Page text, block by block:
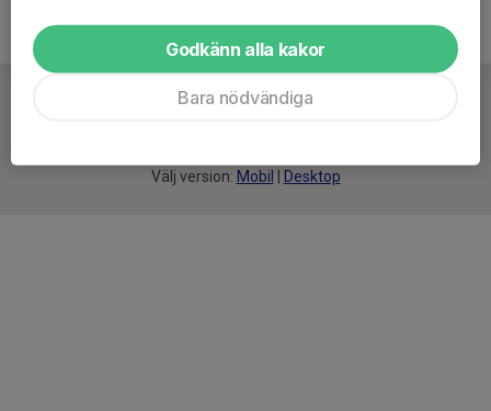
Välj version: Mobil Desktop
Godkänn alla kakor
Bara nödvändiga